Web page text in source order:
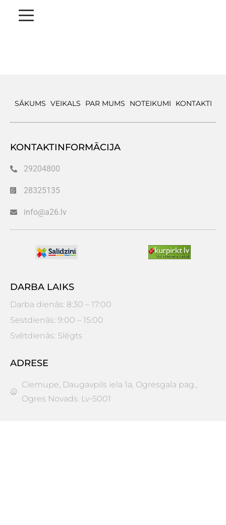
SĀKUMS VEIKALS PAR MUMS NOTEIKUMI KONTAKTI
KONTAKTINFORMĀCIJA
29204800
28325135
info@a26.lv
DARBA LAIKS
Darba dienās: 8:30 – 17:00
Sestdienās: 9:00 – 15:00
Svētdienās: Slēgts
ADRESE
Ciemupe, Daugavpils iela 1a, Ogresgala pag.,
Ogres Novads. Lv-5001